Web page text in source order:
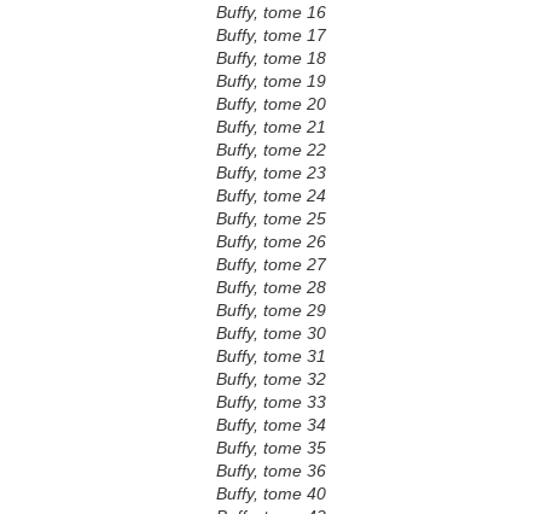
Buffy, tome 16
Buffy, tome 17
Buffy, tome 18
Buffy, tome 19
Buffy, tome 20
Buffy, tome 21
Buffy, tome 22
Buffy, tome 23
Buffy, tome 24
Buffy, tome 25
Buffy, tome 26
Buffy, tome 27
Buffy, tome 28
Buffy, tome 29
Buffy, tome 30
Buffy, tome 31
Buffy, tome 32
Buffy, tome 33
Buffy, tome 34
Buffy, tome 35
Buffy, tome 36
Buffy, tome 40